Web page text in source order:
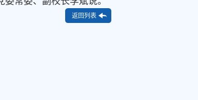
返回列表